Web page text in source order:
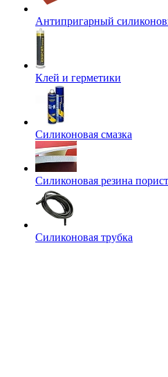
Антипригарный
Клей и герметики
Силиконовая смазка
Силиконовая резина
Силиконовая трубка